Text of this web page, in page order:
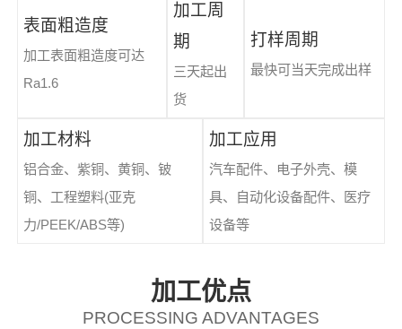
表面粗造度
加工表面粗造度可达
Ra1.6
加工周
期
三天起出
货
打样周期
最快可当天完成出样
加工材料
铝合金、紫铜、黄铜、铍
铜、工程塑料(亚克
力/PEEK/ABS等)
加工应用
汽车配件、电子外壳、模
具、自动化设备配件、医疗
设备等
加工优点
PROCESSING ADVANTAGES